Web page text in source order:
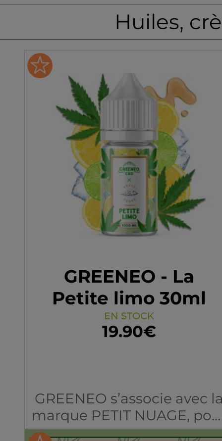
Huiles,
GREENEO - La
Petite limo 30ml
CBD
EN STOCK
19.90€
GREENEO s’associe avec
marque PETIT NUAGE,
vous proposer trois e-